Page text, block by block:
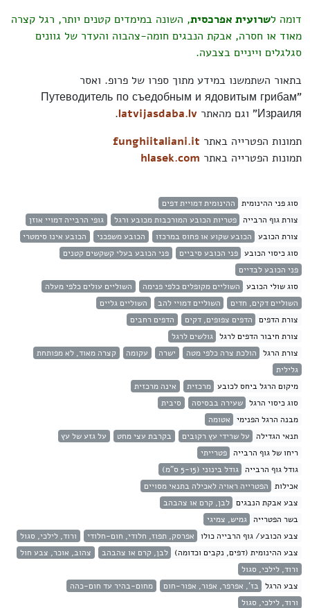
דומה ל שרועית אפרכסית, השונה במימדים קטנים יותר, רגל קצרה
מאוד או חסרה, אבקת הנבגים חומה-צהבוה והעדר של גוונים
סגלגלים וייניים בצבעה.
בתאור השתמשנו במידע מתוך ספרו של פרופ. ואסר
"Путеводитель по съедобным и ядовитым грибам
Израиля" וגם מהאתר
latvijasdaba.lv
.
תמונות הפטרייה באתרfunghiitaliani.it
תמונות הפטרייה באתרhlasek.com
סוג פני ההינומית ההינומית דמויית דפים
צורת גוף הרבייה פטריות הכובע המורכבות מכובע ורגל
גופי הרבייה דמויי אוזן
צורת הכובע הכובע שקוע או פחוס במרכזו הכובע משפכני
הכובע אינו סימטרי
סוג כיסוי הכובע פני הכובע סיביים
פני הכובע בעלי קשקשים קטנים
פני הכובע לבדיים
סוג שולי הכובע השוליים מקופלים כלפי פנימה
השוליים עולים כלפי מעלה
השוליים דקים, חדים
השוליים דמויי להב
השוליים גליים
צורת הדפים הדפים צפופים, דקים
הדפים רחבים
צורת חיבור הדפים לרגל גולשים לרגל
צורת הרגל הולכת צרה כלפי מטה ישרה עקומה
קצרה מאוד, לא מפותחת
גלילית
מיקום הרגל ביחס לכובע מרכזית
אינה מרכזית
סוג כיסוי הרגל שעירה בבסיסה
סיבית
מבנה הרגל הפנימי אטומה
תנאי הגדילה על שרידי עץ רקובים בקרבת עצי מחט
על גזע של עץ
ריחו של גוף הרבייה פטרייתי
גודל גוף הרבייה גודל בינוני (5-15 ס"מ)
אכילות הפטרייה ראויה לאכילה בתנאי מסויים
צבע אבקת הנבגים לבן, קרם או צהבהב
בשר הפטרייה גמיש, צמיגי
צבע הכובע/ גוף הרבייה כולו אפרסק, תפוז, חלודי, חום-חלודי
ורוד, לילכי, סגול
צבע ההינומית (דפים, נקבים וכדומה) לבן, קרם או צהבהב
צהוב, אוכר, צבע חול
ורוד, לילכי, סגול
צבע הרגל בז', אפרפר, אפור, אפור-חום
מחום-בהיר עד חום-כהה
ורוד, לילכי, סגול